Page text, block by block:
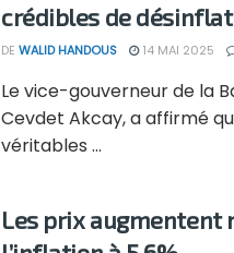
crédibles de
DE WALID HANDOUS 14 MAI 2025
Le vice-gouverneur de la
Cevdet Akcay, a affirmé
véritables ...
Les prix augmentent